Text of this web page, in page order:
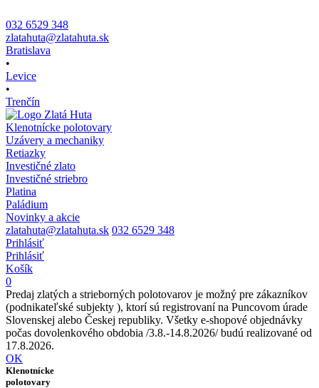
032 6529 348
zlatahuta@zlatahuta.sk
Bratislava
•
Levice
•
Trenčín
Klenotnícke polotovary
Uzávery a mechaniky
Retiazky
Investičné zlato
Investičné striebro
Platina
Paládium
Novinky a akcie
zlatahuta@zlatahuta.sk 032 6529 348
Prihlásiť
Prihlásiť
Košík
0
Predaj zlatých a strieborných polotovarov je možný pre zákazníkov
(podnikateľské subjekty ), ktorí sú registrovaní na Puncovom úrade
Slovenskej alebo Českej republiky. Všetky e-shopové objednávky
počas dovolenkového obdobia /3.8.-14.8.2026/ budú realizované od
17.8.2026.
OK
Klenotnícke
polotovary